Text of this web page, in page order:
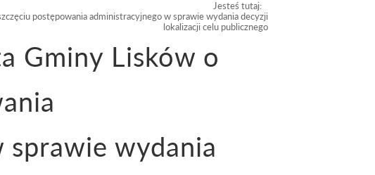
Jesteś tutaj:
postępowania administracyjnego w sprawie wydania decyzji
lokalizacji celu publicznego
Gminy Lisków o
wydania